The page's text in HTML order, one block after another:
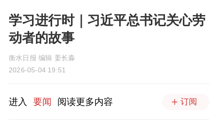
学习进行时｜习近平总书记关心劳
动者的故事
衡水日报 编辑 姜长淼
2026-05-04 19:51
进入 要闻 阅读更多内容 订阅